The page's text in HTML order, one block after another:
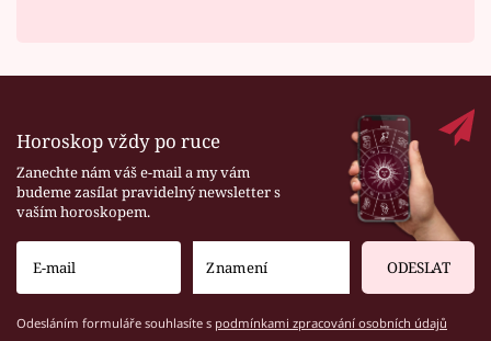
Horoskop vždy po ruce
Zanechte nám váš e-mail a my vám
budeme zasílat pravidelný newsletter s
vaším horoskopem.
ODESLAT
Odesláním formuláře souhlasíte s podmínkami zpracování osobních údajů